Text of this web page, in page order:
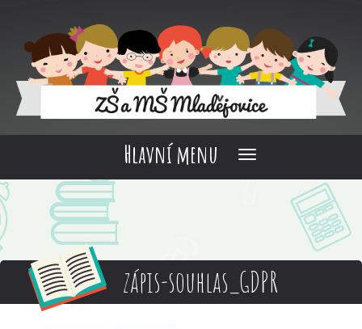
Hlavní menu
zápis-souhlas_GDPR